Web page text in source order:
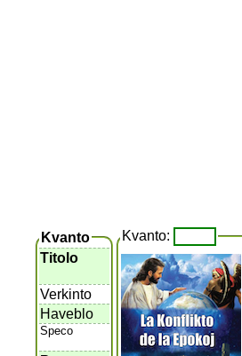
Kvanto
Titolo
Verkinto
Haveblo
Speco
Kvanto: